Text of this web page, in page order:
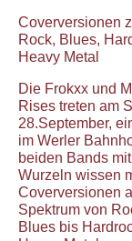
Coverversionen
Rock, Blues,
Heavy Metal
Die Frokxx und
Rises treten am
28.September,
im Werler
beiden Bands
Wurzeln wissen
Coverversionen
Spektrum von
Blues bis